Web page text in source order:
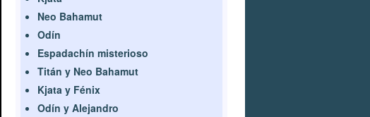
Neo Bahamut
Odín
Espadachín misterioso
Titán y Neo Bahamut
Kjata y Fénix
Odín y Alejandro